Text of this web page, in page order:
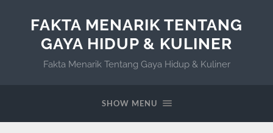
FAKTA MENARIK TENTANG
GAYA HIDUP & KULINER
Fakta Menarik Tentang Gaya Hidup & Kuliner
SHOW MENU